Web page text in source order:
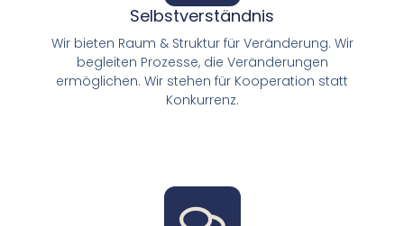
Selbstverständnis
Wir bieten Raum & Struktur für Veränderung. Wir
begleiten Prozesse, die Veränderungen
ermöglichen. Wir stehen für Kooperation statt
Konkurrenz.